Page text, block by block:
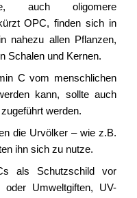
auch oligomere
OPC, finden sich in
nahezu allen Pflanzen,
Schalen und Kernen.
C vom menschlichen
kann, sollte auch
werden.
die Urvölker – wie z.B.
ihn sich zu nutze.
als Schutzschild vor
oder Umweltgiften, UV-